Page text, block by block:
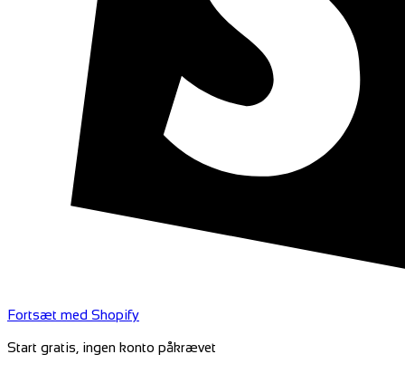
Fortsæt med Shopify
Start gratis, ingen konto påkrævet